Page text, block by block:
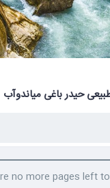
حیدر باغی میاندوآب
no more pages left to